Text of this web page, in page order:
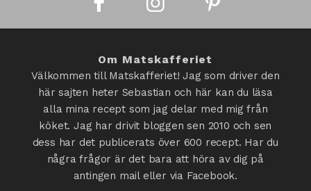
Om Matskafferiet
Välkommen till Matskafferiet! Jag som driver den
här sajten heter Sebastian och här kan du läsa
alla mina recept som jag delar med mig från
köket. Jag har drivit bloggen sen 2010 och sen
dess har det publicerats över 600 recept. Har du
några frågor är det bara att höra av dig på
antingen mail eller via Facebook.